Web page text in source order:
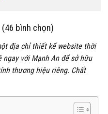
bình chọn)
địa chỉ thiết kế website thời
với Mạnh An để sở hữu
thương hiệu riêng. Chất